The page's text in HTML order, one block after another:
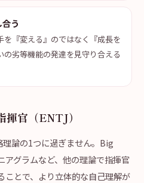
う
を『変える』のではなく『成長を
劣等機能の発達を見守り合える
揮官（ENTJ）
論の1つに過ぎません。Big
グラムなど、他の理論で指揮官
ことで、より立体的な自己理解が